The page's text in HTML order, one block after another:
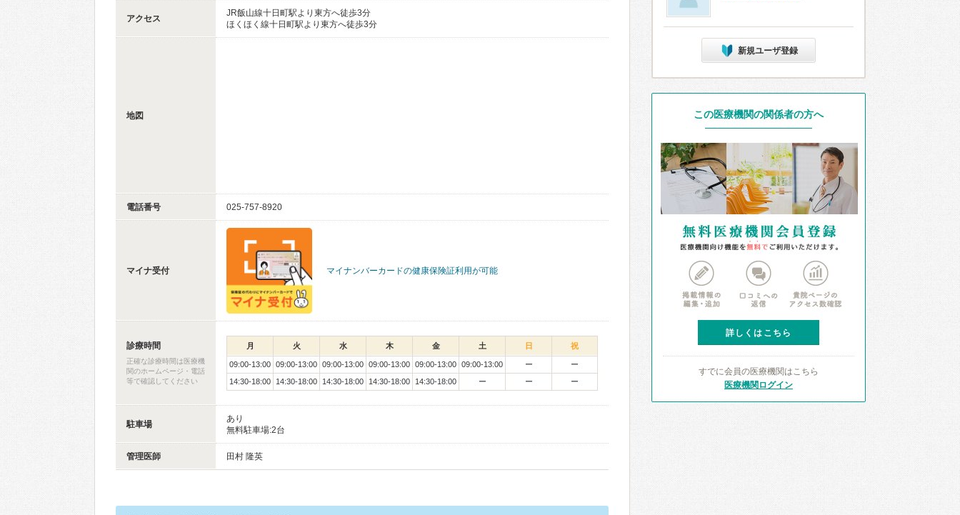
アクセス
JR飯山線十日町駅より東方へ徒歩3分
ほくほく線十日町駅より東方へ徒歩3分
地図
電話番号 025-757-8920
マイナ受付 マイナンバーカードの健康保険証利用が可能
診療時間
正確な診療時間は医療機
関のホームページ・電話
等で確認してください
月 火 水 木 金 土 日 祝
09:00-13:00 09:00-13:00 09:00-13:00 09:00-13:00 09:00-13:00 09:00-13:00 ー
ー
14:30-18:00
14:30-18:00 14:30-18:00 14:30-18:00 14:30-18:00 ー ー ー
駐車場
あり
無料駐車場:2台
管理医師 田村 隆英
新規ユーザ登録
この医療機関の関係者の方へ
詳しくはこちら
すでに会員の医療機関はこちら
医療機関ログイン